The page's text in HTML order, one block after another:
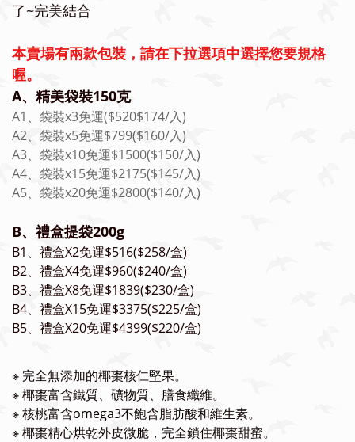
了~完美結合
本賣場有兩款包裝，請在下拉選項中選擇您要規格
喔。
A、精美袋裝150克
A1、袋裝x3免運($520$174/入)
A2、袋裝x5免運$799($160/入)
A3、袋裝x10免運$1500($150/入)
A4、袋裝x15免運$2175($145/入)
A5、袋裝x20免運$2800($140/入)
B、禮盒提袋200g
B1、禮盒X2免運$516($258/盒)
B2、禮盒X4免運$960($240/盒)
B3、禮盒X8免運$1839($230/盒)
B4、禮盒X15免運$3375($225/盒)
B5、禮盒X20免運$4399($220/盒)
※ 完全無添加的椰棗核仁堅果。
※椰棗富含鐵質、礦物質、膳食纖維。
※核桃富含omega3不飽含脂肪酸和維生素。
※椰棗精心烘乾外皮微脆，完全鎖住椰棗甜蜜。